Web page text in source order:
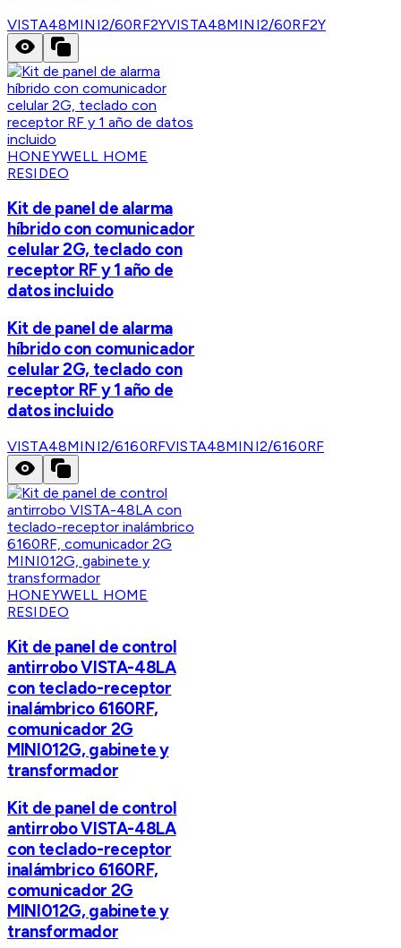
VISTA48MINI2/60RF2YVISTA48MINI2/60RF2Y
HONEYWELL HOME
RESIDEO
Kit de panel de alarma
híbrido con comunicador
celular 2G, teclado con
receptor RF y 1 año de
datos incluido
Kit de panel de alarma
híbrido con comunicador
celular 2G, teclado con
receptor RF y 1 año de
datos incluido
VISTA48MINI2/6160RFVISTA48MINI2/6160RF
HONEYWELL HOME
RESIDEO
Kit de panel de control
antirrobo VISTA-48LA
con teclado-receptor
inalámbrico 6160RF,
comunicador 2G
MINI012G, gabinete y
transformador
Kit de panel de control
antirrobo VISTA-48LA
con teclado-receptor
inalámbrico 6160RF,
comunicador 2G
MINI012G, gabinete y
transformador